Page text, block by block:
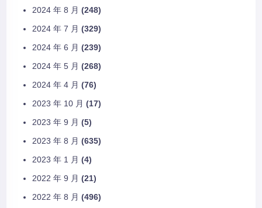
2024 年 8 月 (248)
2024 年 7 月 (329)
2024 年 6 月 (239)
2024 年 5 月 (268)
2024 年 4 月 (76)
2023 年 10 月 (17)
2023 年 9 月 (5)
2023 年 8 月 (635)
2023 年 1 月 (4)
2022 年 9 月 (21)
2022 年 8 月 (496)